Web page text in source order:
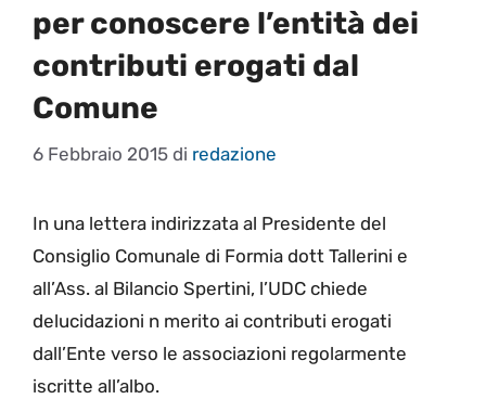
per conoscere l’entità dei
contributi erogati dal
Comune
6 Febbraio 2015 di redazione
In una lettera indirizzata al Presidente del
Consiglio Comunale di Formia dott Tallerini e
all’Ass. al Bilancio Spertini, l’UDC chiede
delucidazioni n merito ai contributi erogati
dall’Ente verso le associazioni regolarmente
iscritte all’albo.